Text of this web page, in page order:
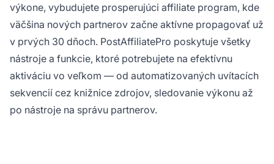
výkone, vybudujete prosperujúci affiliate program, kde
väčšina nových partnerov začne aktívne propagovať už
v prvých 30 dňoch. PostAffiliatePro poskytuje všetky
nástroje a funkcie, ktoré potrebujete na efektívnu
aktiváciu vo veľkom — od automatizovaných uvítacích
sekvencií cez knižnice zdrojov, sledovanie výkonu až
po nástroje na správu partnerov.